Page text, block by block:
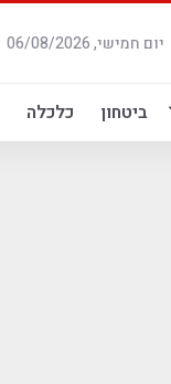
יום חמישי, 06/08/2026
ביטחון כלכלה